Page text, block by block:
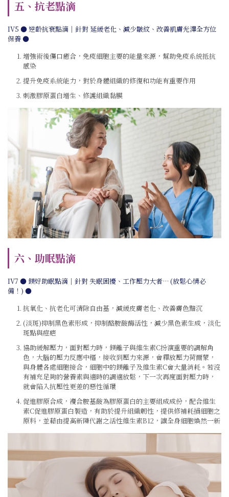
五、抗老點滴
IV5 ● 逆齡抗衰點滴｜針對 延緩老化、減少皺紋、改善肌膚光澤全方位
保養 ●
增強術後傷口癒合，免疫細胞主要的能量來源，幫助免疫系統抵抗
感染
提升免疫系統能力，對於身體組織的修復和功能有重要作用
刺激膠原蛋白增生、修護組織黏膜
六、助眠點滴
IV7 ● 鎂好助眠點滴｜針對 失眠困擾、工作壓力大者… (放鬆心情必
備！) ●
抗氧化、抗老化可清除自由基，減緩皮膚老化、改善膚色黯沉
(淡斑)抑制黑色素形成，抑制酪胺酸酶活性，減少黑色素生成，淡化
斑點與痘疤
協助緩解壓力，面對壓力時，鎂離子與維生素C扮演重要的調解角
色，大腦的壓力反應中樞，接收到壓力來源，會釋放壓力荷爾蒙，
與身體各處細胞接合，細胞中的鎂離子及維生素C會大量消耗。若沒
有補充足夠的營養素與適時的調適放鬆，下一次再度面對壓力時，
就會陷入抗壓性更差的惡性循環
促進膠原合成，複合胺基酸為膠原蛋白的主要組成成份，配合維生
素C促進膠原蛋白製造，有助於提升組織韌性，提供修補耗損細胞之
原料，並藉由提高新陳代謝之活性維生素B12，讓全身細胞煥然一新